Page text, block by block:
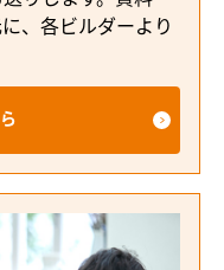
、各ビルダーより